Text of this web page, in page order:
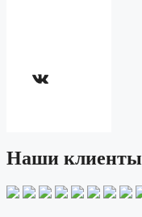
ВКонтакте
Наши клиенты